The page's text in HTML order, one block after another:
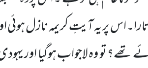
پر یہ آیتِ کریمہ نازل
تھے؟ تو وہ لاجواب ہوگیا اور